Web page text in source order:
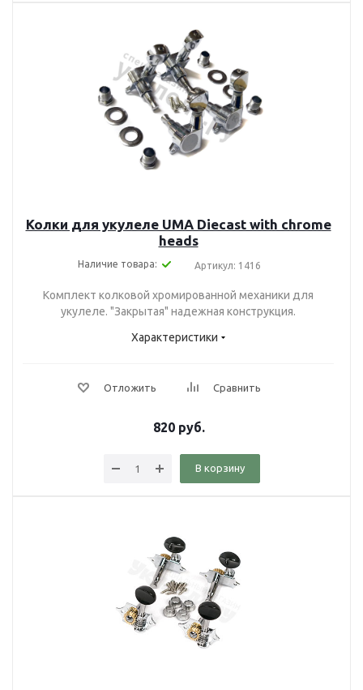
Колки для укулеле UMA Diecast with chrome
heads
Наличие товара: Артикул: 1416
Комплект колковой хромированной механики для
укулеле. "Закрытая" надежная конструкция.
Характеристики
Отложить Сравнить
820руб.
В корзину